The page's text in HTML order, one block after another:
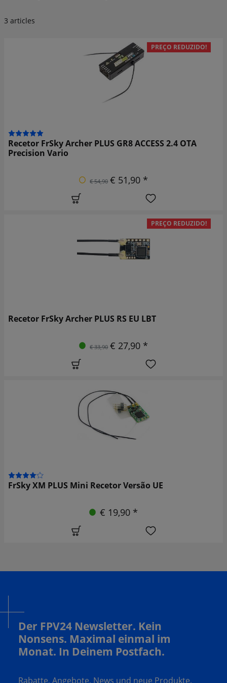
3 articles
PREÇO REDUZIDO!
Recetor FrSky Archer PLUS GR8 ACCESS 2.4 OTA
Precision Vario
€ 54,90 € 51,90 *
PREÇO REDUZIDO!
Recetor FrSky Archer PLUS RS EU LBT
€ 33,90 € 27,90 *
FrSky XM PLUS Mini Recetor Versão UE
€ 19,90 *
Der FPV24 Newsletter. Kein
Nonsens. Maximal einmal im
Monat. In Deinem Postfach.
Rabatte, Angebote, News und neue Produkte.